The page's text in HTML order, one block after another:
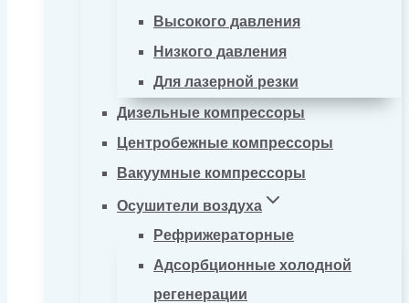
Высокого давления
Низкого давления
Для лазерной резки
Дизельные компрессоры
Центробежные компрессоры
Вакуумные компрессоры
Осушители воздуха
Рефрижераторные
Адсорбционные холодной
регенерации